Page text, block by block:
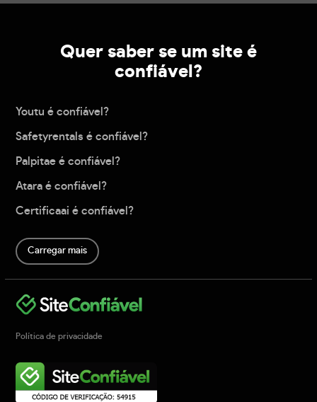
Quer saber se um site é
confiável?
Youtu é confiável?
Safetyrentals é confiável?
Palpitae é confiável?
Atara é confiável?
Certificaai é confiável?
Carregar mais
Política de privacidade